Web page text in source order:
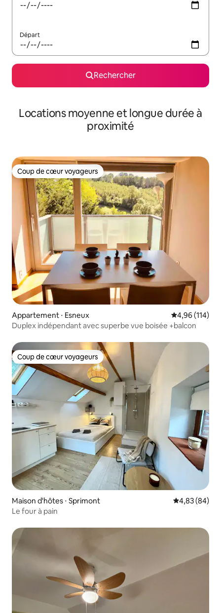
Départ
Rechercher
Locations moyenne et longue durée à
proximité
Coup de cœur voyageurs
Coup de cœur voyageurs
Appartement ⋅ Esneux Évaluation
4,96 (114)
Duplex indépendant avec superbe vue boisée +balcon
Coup de cœur voyageurs
Coup de cœur voyageurs
Maison d'hôtes ⋅ Sprimont Évaluation
4,83 (84)
Le four à pain